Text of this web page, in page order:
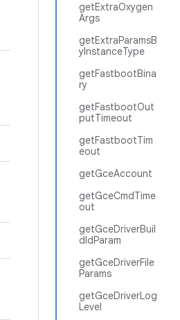
getExtraOxygen
Args
getExtraParamsB
yInstanceType
getFastbootBina
ry
getFastbootOut
putTimeout
getFastbootTim
eout
getGceAccount
getGceCmdTime
out
getGceDriverBuil
dIdParam
getGceDriverFile
Params
getGceDriverLog
Level